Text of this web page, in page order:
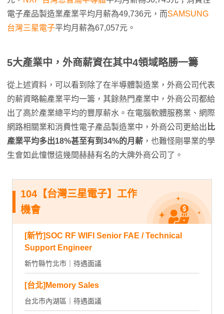
電子產品製造業產業平均月薪為49,736元，而SAMSUNG
台灣三星電子平均月薪為67,057元。
5大產業中，外商薪資在其中4領域略勝一籌
從上述資料，可以看到除了在半導體製造業，外商公司代表
的薪資略輸產業平均一籌，其餘熱門產業中，外商公司都給
出了高於產業總平均的豐厚薪水。在電腦軟體服務業、網際
網路相關業和消費性電子產品製造業中，外商公司更給出 比
產業平均多出18%甚至有到34%的月薪 ，也難怪剛畢業的學
生會如此憧憬這幾間赫赫有名的大牌外商公司了。
104【台灣三星電子】工作
機會
[新竹]SOC RF WIFI Senior FAE / Technical
Support Engineer
新竹縣竹北市｜待遇面議
[台北]Memory Sales
台北市內湖區｜待遇面議